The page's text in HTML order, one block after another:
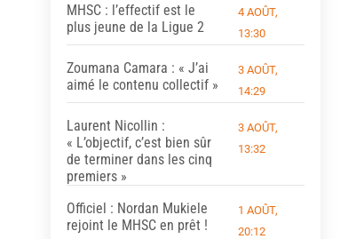
MHSC : l’effectif est le
plus jeune de la Ligue 2
4 AOÛT,
13:30
Zoumana Camara : « J’ai
aimé le contenu collectif »
3 AOÛT,
14:29
Laurent Nicollin :
« L’objectif, c’est bien sûr
de terminer dans les cinq
premiers »
3 AOÛT,
13:32
Officiel : Nordan Mukiele
rejoint le MHSC en prêt !
1 AOÛT,
20:12